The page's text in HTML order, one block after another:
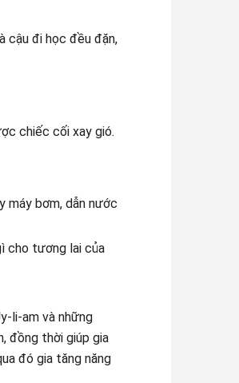
cậu đi học đều đặn,
chiếc cối xay gió.
máy bơm, dẫn nước
cho tương lai của
li-am và những
đồng thời giúp gia
đó gia tăng năng